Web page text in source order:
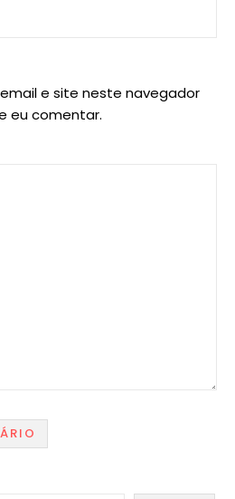
e site neste navegador
eu comentar.